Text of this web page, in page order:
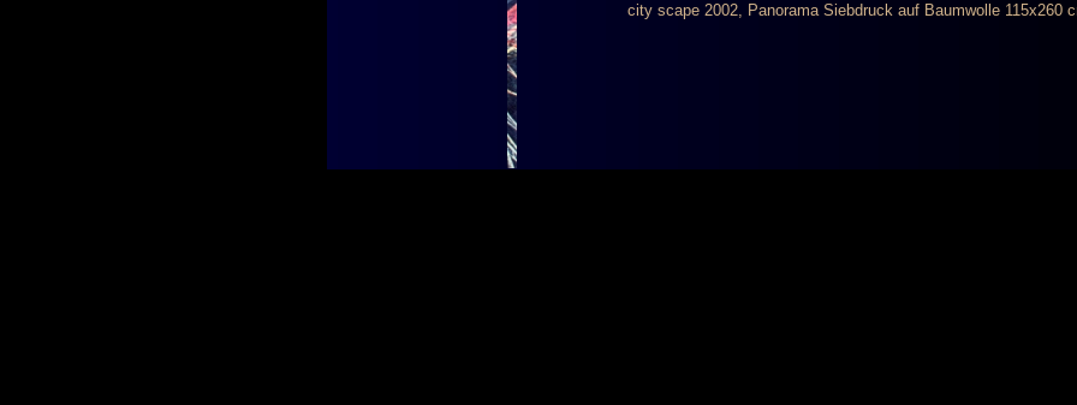
city scape 2002, Panorama Siebdruck auf Baumwolle 115x260